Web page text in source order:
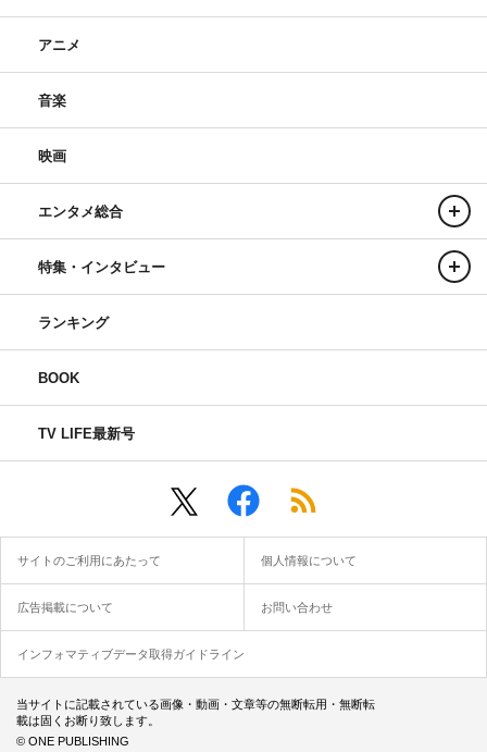
アニメ
音楽
映画
エンタメ総合
特集・インタビュー
ランキング
BOOK
TV LIFE最新号
サイトのご利用にあたって 個人情報について
広告掲載について お問い合わせ
インフォマティブデータ取得ガイドライン
当サイトに記載されている画像・動画・文章等の無断転用・無断転
載は固くお断り致します。
© ONE PUBLISHING